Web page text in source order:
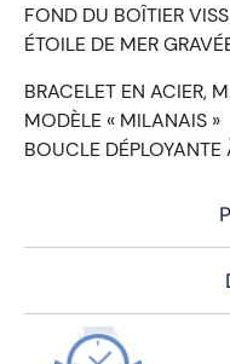
FOND DU BOÎTIER
ÉTOILE DE MER
BRACELET EN ACIER,
MODÈLE « MILANAIS »
BOUCLE